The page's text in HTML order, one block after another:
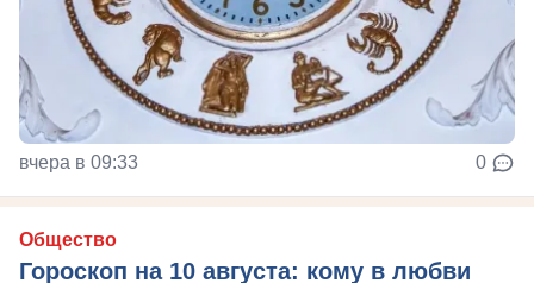
вчера в 09:33 0
Общество
Гороскоп на 10 августа: кому в любви